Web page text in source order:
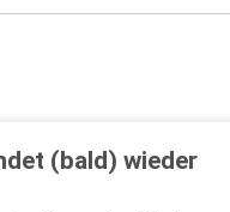
(bald) wieder